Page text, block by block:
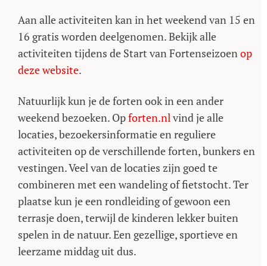
Aan alle activiteiten kan in het weekend van 15 en
16 gratis worden deelgenomen. Bekijk alle
activiteiten tijdens de Start van Fortenseizoenop
deze website.
Natuurlijk kun je de forten ook in een ander
weekend bezoeken. Opforten.nlvind je alle
locaties, bezoekersinformatie en reguliere
activiteiten op de verschillende forten, bunkers en
vestingen. Veel van de locaties zijn goed te
combineren met een wandeling of fietstocht. Ter
plaatse kun je een rondleiding of gewoon een
terrasje doen, terwijl de kinderen lekker buiten
spelen in de natuur. Een gezellige, sportieve en
leerzame middag uit dus.